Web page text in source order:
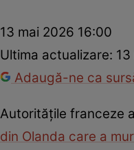
13 mai 2026 16:00
Ultima actualizare:
Adaugă-ne ca
Autoritățile franceze
din Olanda care a